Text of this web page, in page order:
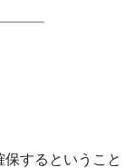
するということ